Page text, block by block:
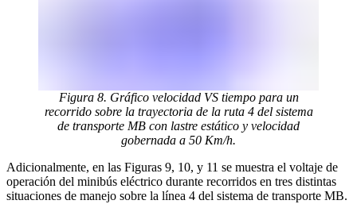
Figura 8. Gráfico velocidad VS tiempo para un
recorrido sobre la trayectoria de la ruta 4 del sistema
de transporte MB con lastre estático y velocidad
gobernada a 50 Km/h.
Adicionalmente, en las Figuras 9, 10, y 11 se muestra el voltaje de
operación del minibús eléctrico durante recorridos en tres distintas
situaciones de manejo sobre la línea 4 del sistema de transporte MB.